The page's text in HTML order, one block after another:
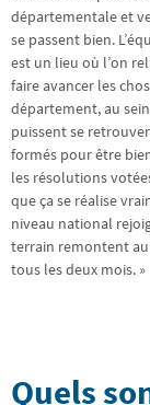
départementale et
se passent bien.
est un lieu où l’on
faire avancer les
département, au
puissent se
formés pour être
les résolutions
que ça se réalise
niveau national
terrain remontent
tous les deux mois. »
Quels